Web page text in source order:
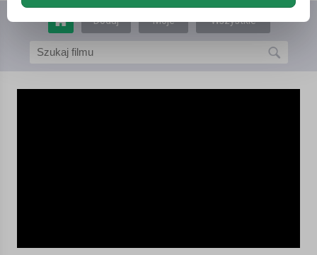
Dodaj Moje Wszystkie